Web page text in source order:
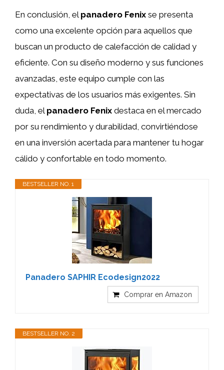
En conclusión, el panadero Fenix se presenta
como una excelente opción para aquellos que
buscan un producto de calefacción de calidad y
eficiente. Con su diseño moderno y sus funciones
avanzadas, este equipo cumple con las
expectativas de los usuarios más exigentes. Sin
duda, el panadero Fenix destaca en el mercado
por su rendimiento y durabilidad, convirtiéndose
en una inversión acertada para mantener tu hogar
cálido y confortable en todo momento.
BESTSELLER NO. 1
Panadero SAPHIR Ecodesign2022
Comprar en Amazon
BESTSELLER NO. 2